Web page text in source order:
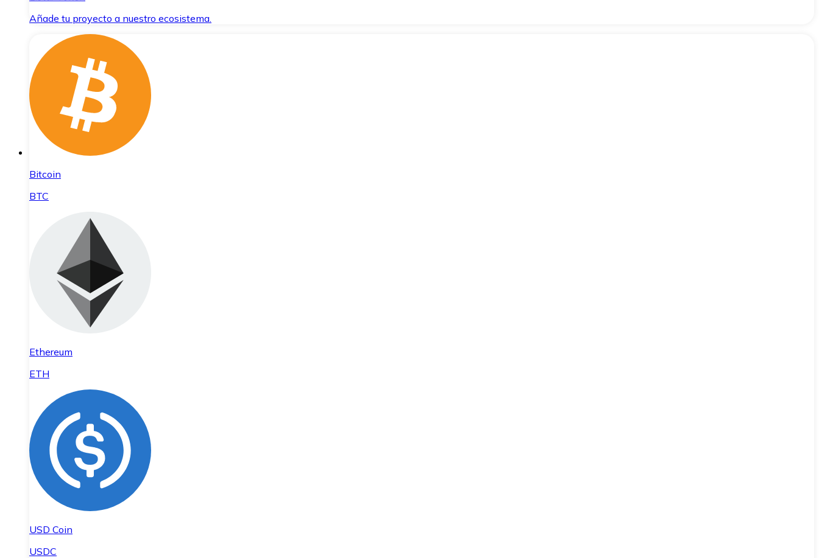
Añade tu proyecto a nuestro ecosistema.
Bitcoin
BTC
Ethereum
ETH
USD Coin
USDC